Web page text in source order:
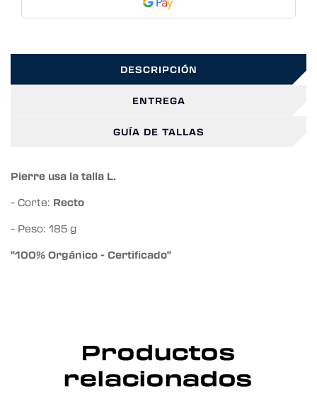
DESCRIPCIÓN
ENTREGA
GUÍA DE TALLAS
Pierre usa la talla L.
- Corte: Recto
- Peso: 185 g
"100% Orgánico - Certificado"
Productos
relacionados